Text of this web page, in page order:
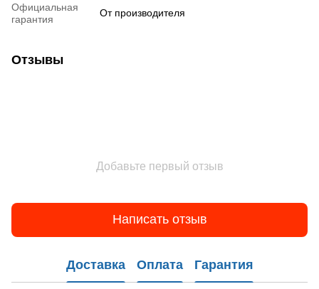
Официальная
гарантия
От производителя
Отзывы
Добавьте первый отзыв
Написать отзыв
Доставка Оплата Гарантия